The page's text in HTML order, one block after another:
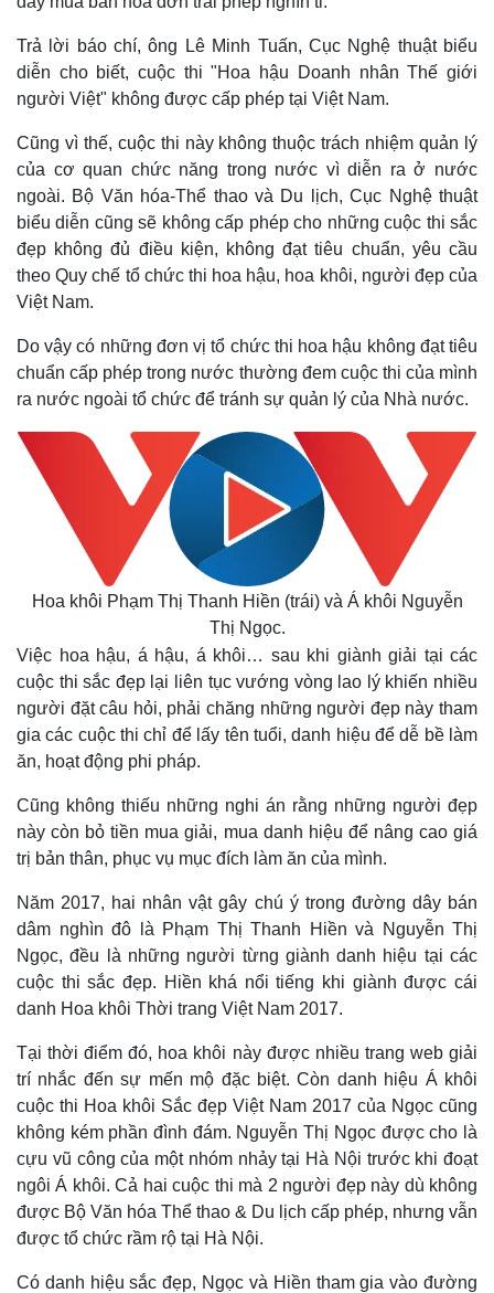
Pháp luật
Vụ án
Tin nóng
Tư vấn luật
Quân sự - Quốc phòng
Vũ khí
Việt Nam
Trả lời báo chí, ông Lê Minh Tuấn, Cục Nghệ thuật biểu
diễn cho biết, cuộc thi "Hoa hậu Doanh nhân Thế giới
người Việt" không được cấp phép tại Việt Nam.
Cũng vì thế, cuộc thi này không thuộc trách nhiệm quản lý
của cơ quan chức năng trong nước vì diễn ra ở nước
ngoài. Bộ Văn hóa-Thể thao và Du lịch, Cục Nghệ thuật
biểu diễn cũng sẽ không cấp phép cho những cuộc thi sắc
đẹp không đủ điều kiện, không đạt tiêu chuẩn, yêu cầu
theo Quy chế tổ chức thi hoa hậu, hoa khôi, người đẹp của
Việt Nam.
Do vậy có những đơn vị tổ chức thi hoa hậu không đạt tiêu
chuẩn cấp phép trong nước thường đem cuộc thi của mình
ra nước ngoài tổ chức để tránh sự quản lý của Nhà nước.
Hoa khôi Phạm Thị Thanh Hiền (trái) và Á khôi Nguyễn
Thị Ngọc.
Việc hoa hậu, á hậu, á khôi… sau khi giành giải tại các
cuộc thi sắc đẹp lại liên tục vướng vòng lao lý khiến nhiều
người đặt câu hỏi, phải chăng những người đẹp này tham
gia các cuộc thi chỉ để lấy tên tuổi, danh hiệu để dễ bề làm
ăn, hoạt động phi pháp.
Cũng không thiếu những nghi án rằng những người đẹp
này còn bỏ tiền mua giải, mua danh hiệu để nâng cao giá
trị bản thân, phục vụ mục đích làm ăn của mình.
Năm 2017, hai nhân vật gây chú ý trong đường dây bán
dâm nghìn đô là Phạm Thị Thanh Hiền và Nguyễn Thị
Ngọc, đều là những người từng giành danh hiệu tại các
cuộc thi sắc đẹp. Hiền khá nổi tiếng khi giành được cái
danh Hoa khôi Thời trang Việt Nam 2017.
Tại thời điểm đó, hoa khôi này được nhiều trang web giải
trí nhắc đến sự mến mộ đặc biệt. Còn danh hiệu Á khôi
cuộc thi Hoa khôi Sắc đẹp Việt Nam 2017 của Ngọc cũng
không kém phần đình đám. Nguyễn Thị Ngọc được cho là
cựu vũ công của một nhóm nhảy tại Hà Nội trước khi đoạt
ngôi Á khôi. Cả hai cuộc thi mà 2 người đẹp này dù không
được Bộ Văn hóa Thể thao & Du lịch cấp phép, nhưng vẫn
được tổ chức rầm rộ tại Hà Nội.
Có danh hiệu sắc đẹp, Ngọc và Hiền tham gia vào đường